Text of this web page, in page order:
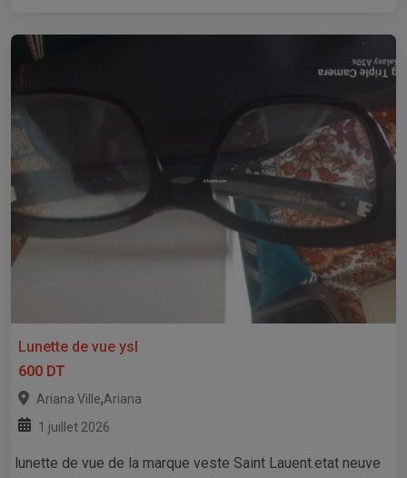
Lunette de vue ysl
600 DT
Ariana Ville,Ariana
1 juillet 2026
lunette de vue de la marque veste Saint Lauent.etat neuve